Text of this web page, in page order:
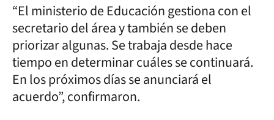
“El ministerio de Educación gestiona con el
secretario del área y también se deben
priorizar algunas. Se trabaja desde hace
tiempo en determinar cuáles se continuará.
En los próximos días se anunciará el
acuerdo”, confirmaron.